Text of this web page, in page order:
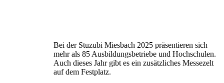
Bei der Stuzubi Miesbach 2025 präsentieren sich
mehr als 85 Ausbildungsbetriebe und Hochschulen.
Auch dieses Jahr gibt es ein zusätzliches Messezelt
auf dem Festplatz.